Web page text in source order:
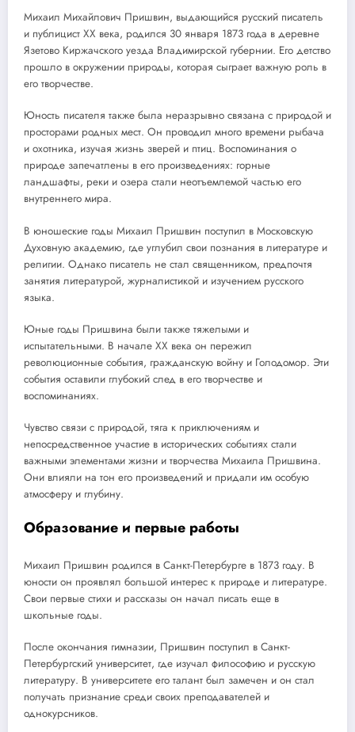
Михаил Михайлович Пришвин, выдающийся русский писатель
и публицист XX века, родился 30 января 1873 года в деревне
Язетово Киржачского уезда Владимирской губернии. Его детство
прошло в окружении природы, которая сыграет важную роль в
его творчестве.
Юность писателя также была неразрывно связана с природой и
просторами родных мест. Он проводил много времени рыбача
и охотника, изучая жизнь зверей и птиц. Воспоминания о
природе запечатлены в его произведениях: горные
ландшафты, реки и озера стали неотъемлемой частью его
внутреннего мира.
В юношеские годы Михаил Пришвин поступил в Московскую
Духовную академию, где углубил свои познания в литературе и
религии. Однако писатель не стал священником, предпочтя
занятия литературой, журналистикой и изучением русского
языка.
Юные годы Пришвина были также тяжелыми и
испытательными. В начале XX века он пережил
революционные события, гражданскую войну и Голодомор. Эти
события оставили глубокий след в его творчестве и
воспоминаниях.
Чувство связи с природой, тяга к приключениям и
непосредственное участие в исторических событиях стали
важными элементами жизни и творчества Михаила Пришвина.
Они влияли на тон его произведений и придали им особую
атмосферу и глубину.
Образование и первые работы
Михаил Пришвин родился в Санкт-Петербурге в 1873 году. В
юности он проявлял большой интерес к природе и литературе.
Свои первые стихи и рассказы он начал писать еще в
школьные годы.
После окончания гимназии, Пришвин поступил в Санкт-
Петербургский университет, где изучал философию и русскую
литературу. В университете его талант был замечен и он стал
получать признание среди своих преподавателей и
однокурсников.